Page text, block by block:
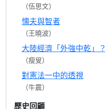
（伍思文）
懦夫與智者
（王曉波）
大陸經濟「外強中乾」？
（瘦叟）
對憲法一中的透視
（牛震）
歷史回顧